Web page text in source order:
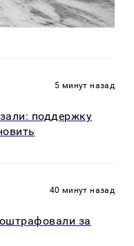
5 минут назад
поддержку
40 минут назад
за